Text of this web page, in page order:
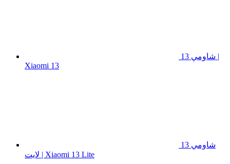
شاومي 13 |
Xiaomi 13
شاومي 13
لايت | Xiaomi 13 Lite